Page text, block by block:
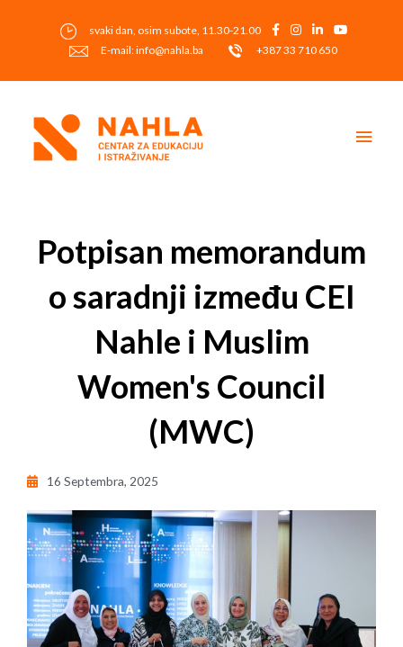
svaki dan, osim subote, 11.30-21.00
E-mail: info@nahla.ba
+387 33 710 650
Potpisan memorandum
o saradnji između CEI
Nahle i Muslim
Women's Council
(MWC)
16 Septembra, 2025